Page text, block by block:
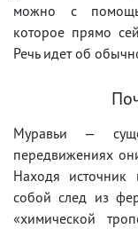
можно с
которое прямо
Речь идет об
Муравьи —
передвижениях
Находя источник
собой след из
«химической